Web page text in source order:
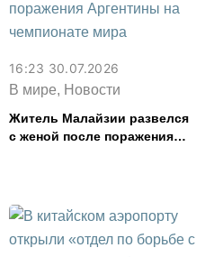
16:23 30.07.2026
В мире, Новости
Житель Малайзии развелся
с женой после поражения